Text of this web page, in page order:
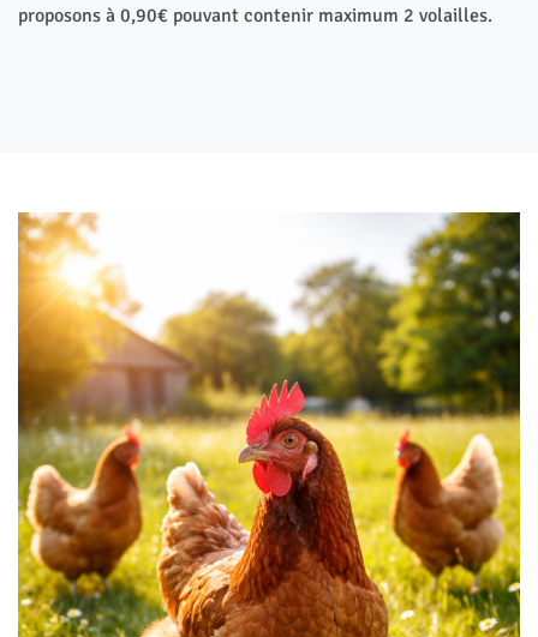
proposons à 0,90€ pouvant contenir maximum 2 volailles.